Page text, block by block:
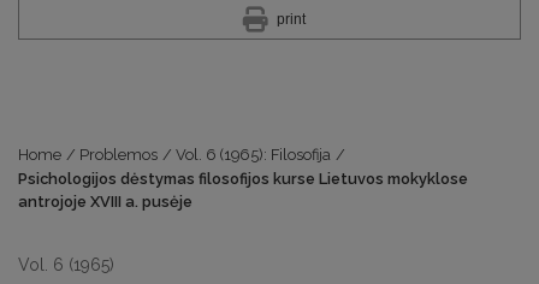
print
Home / Problemos / Vol. 6 (1965): Filosofija /
Psichologijos dėstymas filosofijos kurse Lietuvos mokyklose
antrojoje XVIII a. pusėje
Vol. 6 (1965)